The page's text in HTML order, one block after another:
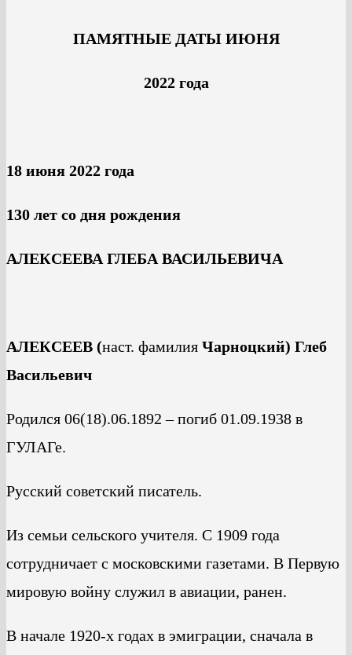
ПАМЯТНЫЕ ДАТЫ ИЮНЯ
2022 года
18 июня 2022 года
130 лет со дня рождения
АЛЕКСЕЕВА ГЛЕБА ВАСИЛЬЕВИЧА
АЛЕКСЕЕВ (наст. фамилия Чарноцкий) Глеб
Васильевич
Родился 06(18).06.1892 – погиб 01.09.1938 в
ГУЛАГе.
Русский советский писатель.
Из семьи сельского учителя. С 1909 года
сотрудничает с московскими газетами. В Первую
мировую войну служил в авиации, ранен.
В начале 1920-х годах в эмиграции, сначала в